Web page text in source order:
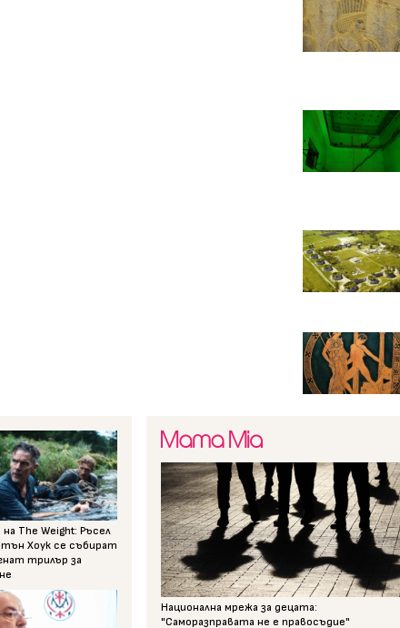
на The Weight: Ръсел
Хоук се събират
трилър за
Национална мрежа за децата:
"Саморазправата не е правосъдие"